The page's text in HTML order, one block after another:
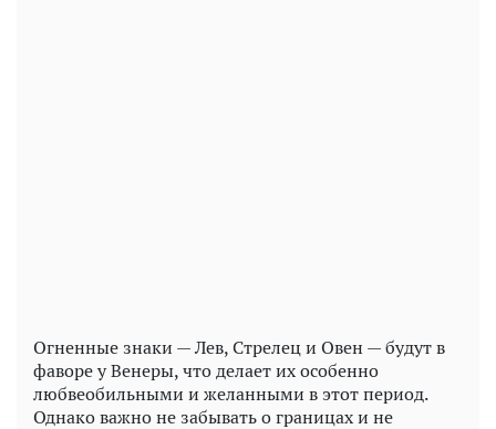
Огненные знаки — Лев, Стрелец и Овен — будут в
фаворе у Венеры, что делает их особенно
любвеобильными и желанными в этот период.
Однако важно не забывать о границах и не